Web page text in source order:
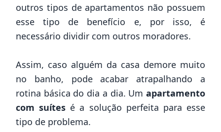
outros tipos de apartamentos não possuem
esse tipo de benefício e, por isso, é
necessário dividir com outros moradores.
Assim, caso alguém da casa demore muito
no banho, pode acabar atrapalhando a
rotina básica do dia a dia. Um apartamento
com suítes é a solução perfeita para esse
tipo de problema.